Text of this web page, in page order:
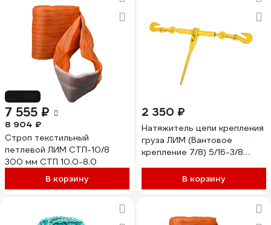
7 555 ₽
8 904 ₽
Строп текстильный
петлевой ЛИМ СТП-10/8
300 мм СТП 10.0-8.0
В корзину
2 350 ₽
Натяжитель цепи крепления
груза ЛИМ (Вантовое
крепление 7/8) 5/16-3/8
В корзину